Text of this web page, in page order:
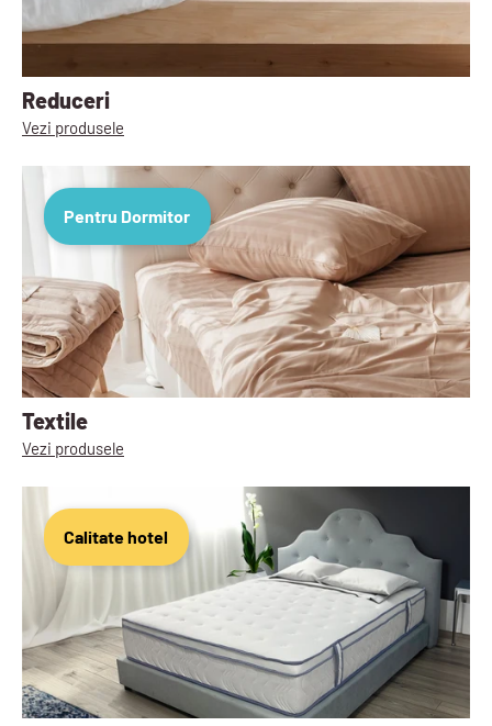
Reduceri
Vezi produsele
Pentru Dormitor
Textile
Vezi produsele
Calitate hotel